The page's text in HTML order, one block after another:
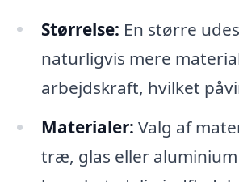
Størrelse: En større
naturligvis mere
arbejdskraft, hvilket
Materialer: Valg af
træ, glas eller aluminium